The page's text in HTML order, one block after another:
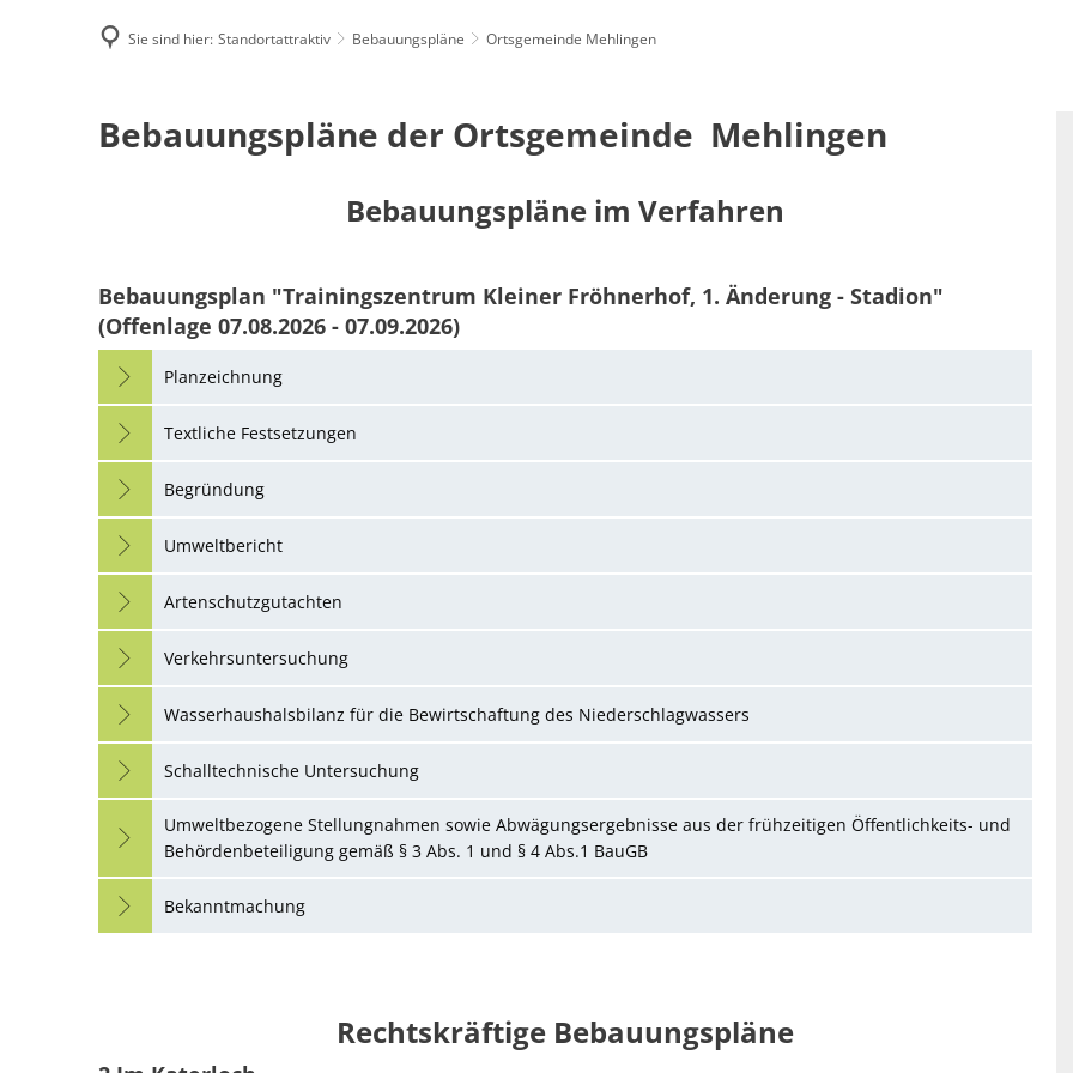
E-Rechnung
Sie sind hier: Standortattraktiv Bebauungspläne Ortsgemeinde Mehlingen
Ortsgemeinde
Bebauungspläne der Ortsgemeinde  Mehlingen
Bebauungspläne im Verfahren
Bebauungsplan "Trainingszentrum Kleiner Fröhnerhof, 1. Änderung - Stadion"
(Offenlage 07.08.2026 - 07.09.2026)
Planzeichnung
Textliche Festsetzungen
Begründung
Umweltbericht
Artenschutzgutachten
Verkehrsuntersuchung
Wasserhaushalsbilanz für die Bewirtschaftung des Niederschlagwassers
Schalltechnische Untersuchung
Umweltbezogene Stellungnahmen sowie Abwägungsergebnisse aus der frühzeitigen Öffentlichkeits- und
Behördenbeteiligung gemäß § 3 Abs. 1 und § 4 Abs.1 BauGB
Bekanntmachung
Rechtskräftige Bebauungspläne